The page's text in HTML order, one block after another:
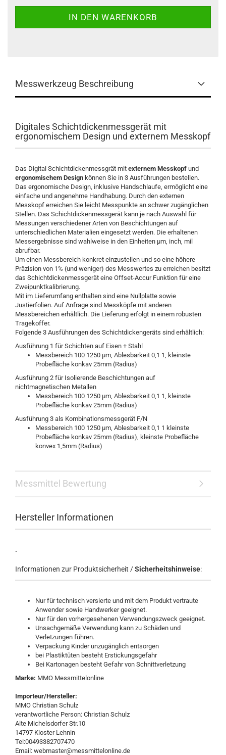
Messwerkzeug Beschreibung
Digitales Schichtdickenmessgerät mit
ergonomischem Design und externem Messkopf
Das Digital Schichtdickenmessgrät mit externem Messkopf und
ergonomischem Design können Sie in 3 Ausführungen bestellen.
Das ergonomische Design, inklusive Handschlaufe, ermöglicht eine
einfache und angenehme Handhabung. Durch den externen
Messkopf erreichen Sie leicht Messpunkte an schwer zugänglichen
Stellen. Das Schichtdickenmessgerät kann je nach Auswahl für
Messungen verschiedener Arten von Beschichtungen auf
unterschiedlichen Materialien eingesetzt werden. Die erhaltenen
Messergebnisse sind wahlweise in den Einheiten µm, inch, mil
abrufbar.
Um einen Messbereich konkret einzustellen und so eine höhere
Präzision von 1% (und weniger) des Messwertes zu erreichen besitzt
das Schichtdickenmessgerät eine Offset-Accur Funktion für eine
Zweipunktkalibrierung.
Mit im Lieferumfang enthalten sind eine Nullplatte sowie
Justierfolien. Auf Anfrage sind Messköpfe mit anderen
Messbereichen erhältlich. Die Lieferung erfolgt in einem robusten
Tragekoffer.
Folgende 3 Ausführungen des Schichtdickengeräts sind erhältlich:
Ausführung 1 für Schichten auf Eisen + Stahl
Messbereich 100 1250 µm, Ablesbarkeit 0,1 1, kleinste
Probefläche konkav 25mm (Radius)
Ausführung 2 für Isolierende Beschichtungen auf
nichtmagnetischen Metallen
Messbereich 100 1250 µm, Ablesbarkeit 0,1 1, kleinste
Probefläche konkav 25mm (Radius)
Ausführung 3 als Kombinationsmessgerät F/N
Messbereich 100 1250 µm, Ablesbarkeit 0,1 1 kleinste
Probefläche konkav 25mm (Radius), kleinste Probefläche
konvex 1,5mm (Radius)
Messmittel Bewertung
Hersteller Informationen
.
Informationen zur Produktsicherheit /Sicherheitshinweise:
Nur für technisch versierte und mit dem Produkt vertraute
Anwender sowie Handwerker geeignet.
Nur für den vorhergesehenen Verwendungszweck geeignet.
Unsachgemäße Verwendung kann zu Schäden und
Verletzungen führen.
Verpackung Kinder unzugänglich entsorgen
bei Plastiktüten besteht Erstickungsgefahr
Bei Kartonagen besteht Gefahr von Schnittverletzung
Marke: MMO Messmittelonline
Importeur/Hersteller:
MMO Christian Schulz
verantwortliche Person: Christian Schulz
Alte Michelsdorfer Str.10
14797 Kloster Lehnin
Tel:00493382707470
Email: webmaster@messmittelonline.de